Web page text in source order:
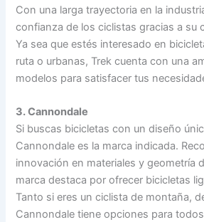
Con una larga trayectoria en la
confianza de los ciclistas gracias a su
Ya sea que estés interesado en
ruta o urbanas, Trek cuenta con una
modelos para satisfacer tus
3. Cannondale
Si buscas bicicletas con un diseño
Cannondale es la marca indicada.
innovación en materiales y geometría
marca destaca por ofrecer bicicletas
Tanto si eres un ciclista de montaña,
Cannondale tiene opciones para